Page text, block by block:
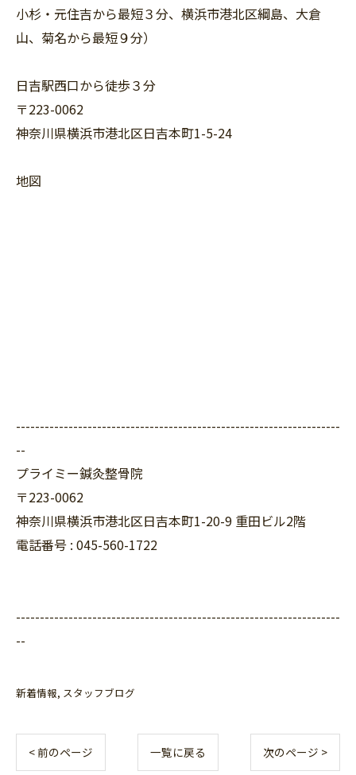
小杉・元住吉から最短３分、横浜市港北区綱島、大倉
山、菊名から最短９分）
日吉駅西口から徒歩３分
〒223-0062
神奈川県横浜市港北区日吉本町1-5-24
地図
--------------------------------------------------------------------
--
プライミー鍼灸整骨院
〒223-0062
神奈川県横浜市港北区日吉本町1-20-9 重田ビル2階
電話番号 : 045-560-1722
--------------------------------------------------------------------
--
新着情報 スタッフブログ
< 前のページ 一覧に戻る 次のページ >